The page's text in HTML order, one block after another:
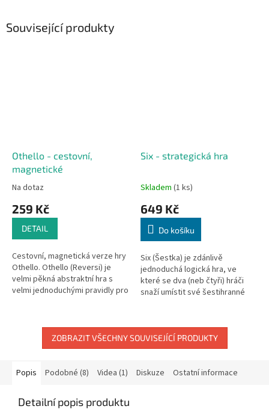
Související produkty
Othello - cestovní,
magnetické
Na dotaz
259 Kč
DETAIL
Cestovní, magnetická verze hry
Othello. Othello (Reversi) je
velmi pěkná abstraktní hra s
velmi jednoduchými pravidly pro
Reversi...
Six - strategická hra
Skladem (1 ks)
649 Kč
Do košíku
Six (Šestka) je zdánlivě
jednoduchá logická hra, ve
které se dva (neb čtyři) hráči
snaží umístit své šestihranné
tvarů...
ZOBRAZIT VŠECHNY SOUVISEJÍCÍ PRODUKTY
Popis Podobné (8) Videa (1) Diskuze Ostatní informace
Detailní popis produktu